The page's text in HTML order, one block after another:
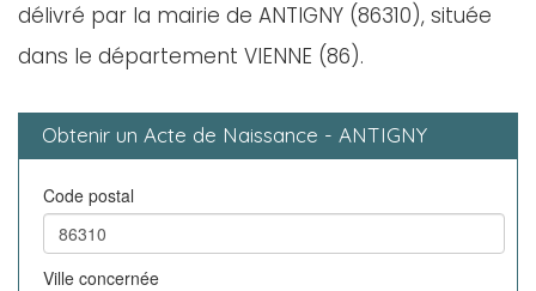
délivré par la mairie de ANTIGNY (86310), située
dans le département VIENNE (86).
Obtenir un Acte de Naissance - ANTIGNY
Code postal
Ville concernée